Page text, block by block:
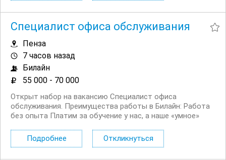
Специалист офиса обслуживания
Пенза
7 часов назад
Билайн
55 000 - 70 000
Открыт набор на вакансию Специалист офиса
обслуживания. Преимущества работы в Билайн: Работа
без опыта Платим за обучение у нас, а наше «умное»
быстро отвечать на любые вопросы клиентов Рядом с
домом, подбираем офис рядом с...
Подробнее Откликнуться